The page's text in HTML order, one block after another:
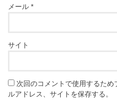
メール*
サイト
次回のコメントで使用するた
ルアドレス、サイトを保存する。